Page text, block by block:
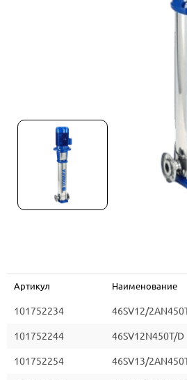
Артикул Наименование
101752234 46SV12/
101752244 46SV12N450T/D
101752254 46SV13/